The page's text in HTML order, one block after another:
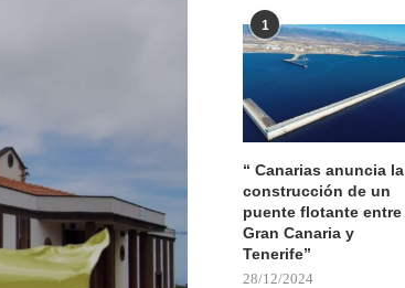
1
“ Canarias anuncia la
construcción de un
puente flotante entre
Gran Canaria y
Tenerife”
28/12/2024